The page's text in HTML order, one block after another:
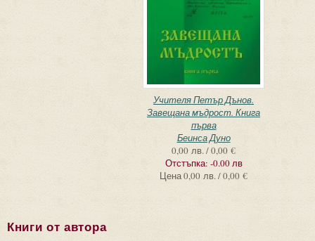
Учителя Петър Дънов.
Завещана мъдрост. Книга
първа
Беинса Дуно
0,00 лв. / 0,00 €
Отстъпка: -0.00 лв
Цена0,00 лв. / 0,00 €
Книги от автора